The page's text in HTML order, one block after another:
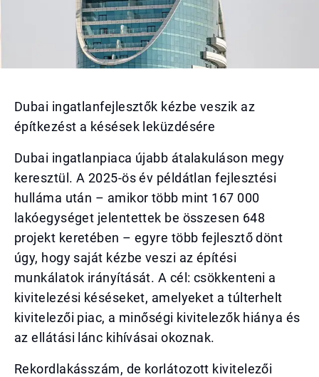
Dubai ingatlanfejlesztők kézbe veszik az
építkezést a késések leküzdésére
Dubai ingatlanpiaca újabb átalakuláson megy
keresztül. A 2025-ös év példátlan fejlesztési
hulláma után – amikor több mint 167 000
lakóegységet jelentettek be összesen 648
projekt keretében – egyre több fejlesztő dönt
úgy, hogy saját kézbe veszi az építési
munkálatok irányítását. A cél: csökkenteni a
kivitelezési késéseket, amelyeket a túlterhelt
kivitelezői piac, a minőségi kivitelezők hiánya és
az ellátási lánc kihívásai okoznak.
Rekordlakásszám, de korlátozott kivitelezői